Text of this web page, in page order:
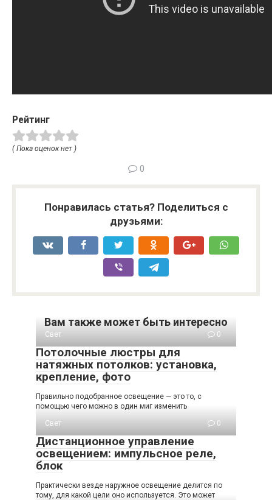
Рейтинг
( Пока оценок нет )
0
Понравилась статья? Поделиться с
друзьями:
Вам также может быть интересно
Свет 0
Потолочные люстры для
натяжных потолков: установка,
крепление, фото
Правильно подобранное освещение — это то, с
помощью чего можно в один миг изменить
Свет
0
Дистанционное управление
освещением: импульсное реле,
блок
Практически везде наружное освещение делится по
тому, для какой цели оно используется. Это может